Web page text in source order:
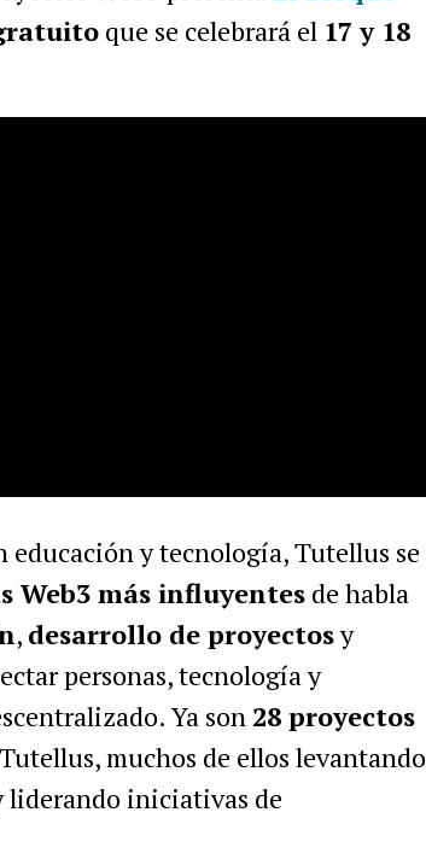
que se celebrará el 17 y 18
educación y tecnología, Tutellus se
Web3 más influyentesde habla
, desarrollo de proyectosy
personas, tecnología y
Ya son 28 proyectos
muchos de ellos levantando
liderando iniciativas de